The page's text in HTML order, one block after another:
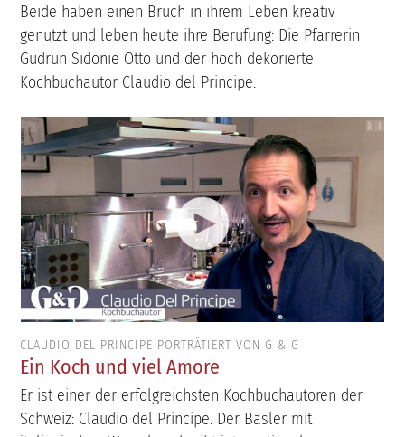
Beide haben einen Bruch in ihrem Leben kreativ
genutzt und leben heute ihre Berufung: Die Pfarrerin
Gudrun Sidonie Otto und der hoch dekorierte
Kochbuchautor Claudio del Principe.
CLAUDIO DEL PRINCIPE PORTRÄTIERT VON G & G
Ein Koch und viel Amore
Er ist einer der erfolgreichsten Kochbuchautoren der
Schweiz: Claudio del Principe. Der Basler mit